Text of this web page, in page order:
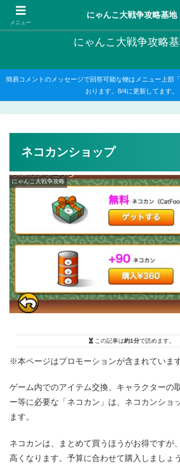
にゃんこ大戦争の攻略がメインですが、他のゲームの
にゃんこ大戦争攻略
簡易コメントのメッセージで回答可能な物はメニュー上部
おります。8/4に更新してます。
ネコカンショップ
にゃんこ大戦争攻略
この記事は約1分で読めます。
※本ページはプロモーションが含まれていま
ゲーム内でのアイテム交換、キャラクターの
ー等に必要な「ネコカン」は、ネコカンショ
ます。
ネコカンは、まとめて買うほうがお得ですが
高くなります。予算に合わせて購入しましょう
メニュー
にゃんこ大戦争攻略基地